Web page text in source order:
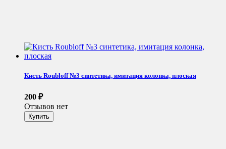
Кисть Roubloff №3 синтетика, имитация колонка, плоская
200 ₽
Отзывов нет